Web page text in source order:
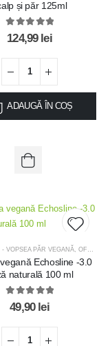
Add
și păr 125ml
0out of 5
124,99 lei
ADAUGĂ ÎN COȘ
TRATAMENT
Add
- VOPSEA PĂR VEGANĂ, OFERTE
Echosline -3.0
naturală 100 ml
0out of 5
49,90 lei